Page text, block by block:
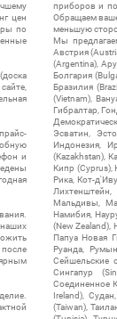
цен
по
и
после
приборов и
Обращаем ваше
меньшую
Мы
Австрия
(Argentina),
Болгария
Бразилия
(Vietnam),
Гибралтар,
Эсватин,
Индонезия,
(Kazakhstan),
Кипр (Cyprus),
Рика, Кот-
Мальдивы,
Намибия,
(New Zealand),
Папуа Новая
Руанда,
Сейшельские
Сингапур
Соединенное
Ireland),
(Taiwan),